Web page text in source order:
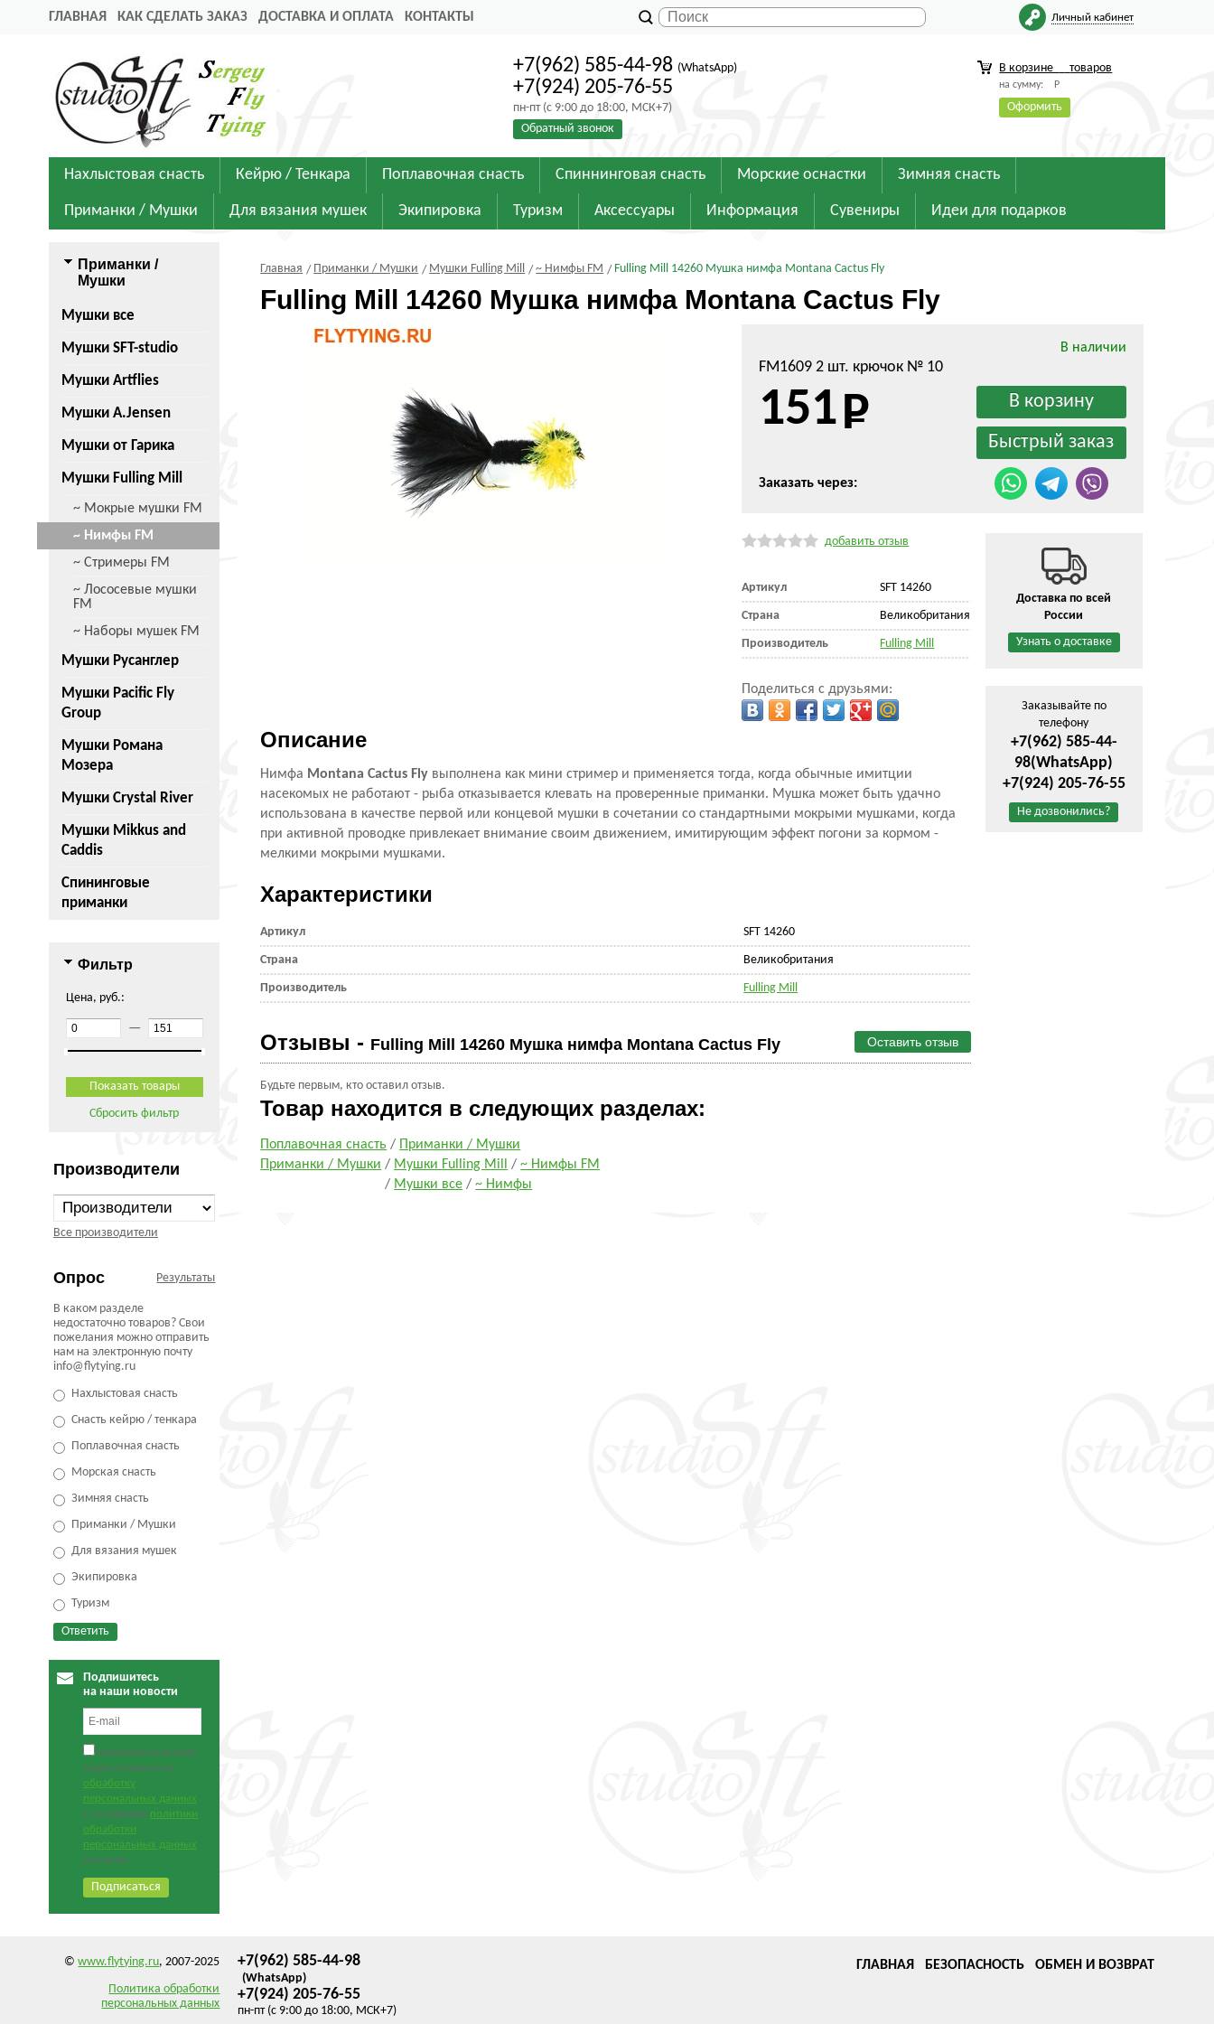
ГЛАВНАЯ КАК СДЕЛАТЬ ЗАКАЗ ДОСТАВКА И ОПЛАТА КОНТАКТЫ Личный кабинет
+7(962) 585-44-98 (WhatsApp)
+7(924) 205-76-55
пн-пт (с 9:00 до 18:00, МСК+7)
Обратный звонок
В корзине товаров
на сумму: Р
Оформить
Нахлыстовая снасть Кейрю / Тенкара Поплавочная снасть Спиннинговая снасть Морские оснастки Зимняя снасть
Приманки / Мушки Для вязания мушек Экипировка Туризм Аксессуары Информация Сувениры Идеи для подарков
Приманки /
Мушки
Мушки все
Мушки SFT-studio
Мушки Artflies
Мушки A.Jensen
Мушки от Гарика
Мушки Fulling Mill
~ Мокрые мушки FM
~ Нимфы FM
~ Стримеры FM
~ Лососевые мушки
FM
~ Наборы мушек FM
Мушки Русанглер
Мушки Pacific Fly
Group
Мушки Романа
Мозера
Мушки Crystal River
Мушки Mikkus and
Caddis
Спининговые
приманки
Фильтр
Цена, руб.:
—
Сбросить фильтр
Производители
Все производители
Опрос Результаты
В каком разделе
недостаточно товаров? Свои
пожелания можно отправить
нам на электронную почту
info@flytying.ru
Нахлыстовая снасть
Снасть кейрю / тенкара
Поплавочная снасть
Морская снасть
Зимняя снасть
Приманки / Мушки
Для вязания мушек
Экипировка
Туризм
Подпишитесь
на наши новости
Нажимая на кнопку,
я даю согласие на
обработку
персональных данных.
С условиями политики
обработки
персональных данных
согласен.
Главная Приманки / Мушки Мушки Fulling Mill ~ Нимфы FM Fulling Mill 14260 Мушка нимфа Montana Cactus Fly
Fulling Mill 14260 Мушка нимфа Montana Cactus Fly
В наличии
FM1609 2 шт. крючок № 10
151
Заказать через:
добавить отзыв
Артикул SFT 14260
Страна Великобритания
Производитель Fulling Mill
Поделиться с друзьями:
Описание
Нимфа Montana Cactus Fly выполнена как мини стример и применяется тогда, когда обычные имитции
насекомых не работают - рыба отказывается клевать на проверенные приманки. Мушка может быть удачно
использована в качестве первой или концевой мушки в сочетании со стандартными мокрыми мушками, когда
при активной проводке привлекает внимание своим движением, имитирующим эффект погони за кормом -
мелкими мокрыми мушками.
Характеристики
Артикул SFT 14260
Страна Великобритания
Производитель Fulling Mill
Отзывы - Fulling Mill 14260 Мушка нимфа Montana Cactus Fly Оставить отзыв
Будьте первым, кто оставил отзыв.
Доставка по всей
России
Узнать о доставке
Заказывайте по
телефону
+7(962) 585-44-
98(WhatsApp)
+7(924) 205-76-55
Не дозвонились?
Товар находится в следующих разделах:
Поплавочная снасть /
Приманки / Мушки
Приманки / Мушки / Мушки Fulling Mill /~ Нимфы FM
/ Мушки все /~ Нимфы
©www.flytying.ru, 2007-2025
Политика обработки
персональных данных
+7(962) 585-44-98
(WhatsApp)
+7(924) 205-76-55
пн-пт (с 9:00 до 18:00, МСК+7)
ГЛАВНАЯ БЕЗОПАСНОСТЬ ОБМЕН И ВОЗВРАТ